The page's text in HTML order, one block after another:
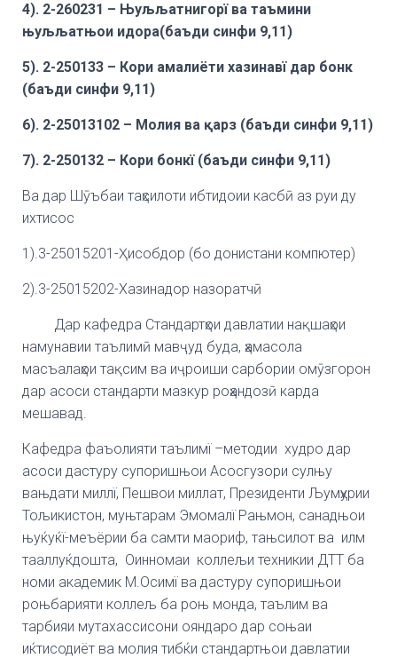
4). 2-260231 – Њуљљатнигорї ва таъмини
њуљљатњои идора(баъди синфи 9,11)
5). 2-250133 – Кори амалиёти хазинавї дар бонк
(баъди синфи 9,11)
6). 2-25013102 – Молия ва қарз (баъди синфи 9,11)
7). 2-250132 – Кори бонкї (баъди синфи 9,11)
Ва дар Шӯъбаи таҳсилоти ибтидоии касбӣ аз руи ду
ихтисос
1).3-25015201-Ҳисобдор (бо донистани компютер)
2).3-25015202-Хазинадор назоратчӣ
Дар кафедра Стандартҳои давлатии нақшаҳои
намунавии таълимӣ мавҷуд буда, ҳамасола
масъалаҳои тақсим ва иҷроиши сарбории омӯзгорон
дар асоси стандарти мазкур роҳандозӣ карда
мешавад.
Кафедра фаъолияти таълимї –методии худро дар
асоси дастуру супоришњои Асосгузори сулњу
вањдати миллї, Пешвои миллат, Президенти Љумҳурии
Тољикистон, муњтарам Эмомалї Рањмон, санадњои
њуќуќї-меъёрии ба самти маориф, тањсилот ва илм
тааллуќдошта, Оинномаи коллељи техникии ДТТ ба
номи академик М.Осимї ва дастуру супоришњои
роњбарияти коллељ ба роњ монда, таълим ва
тарбияи мутахассисони ояндаро дар соњаи
иќтисодиёт ва молия тибќи стандартњои давлатии